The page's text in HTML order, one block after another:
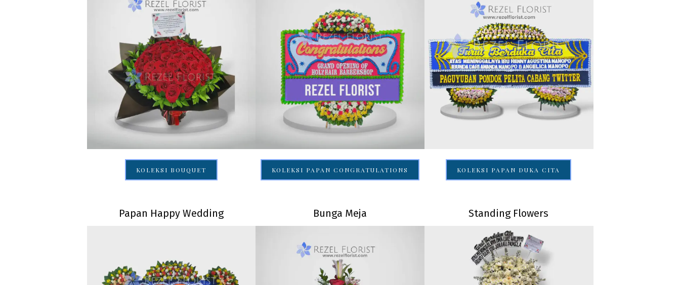
KOLEKSI BOUQUET KOLEKSI PAPAN CONGRATULATIONS KOLEKSI PAPAN DUKA CITA
Papan Happy Wedding Bunga Meja Standing Flowers